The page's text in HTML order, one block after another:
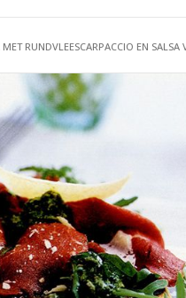
MET RUNDVLEESCARPACCIO EN SALSA